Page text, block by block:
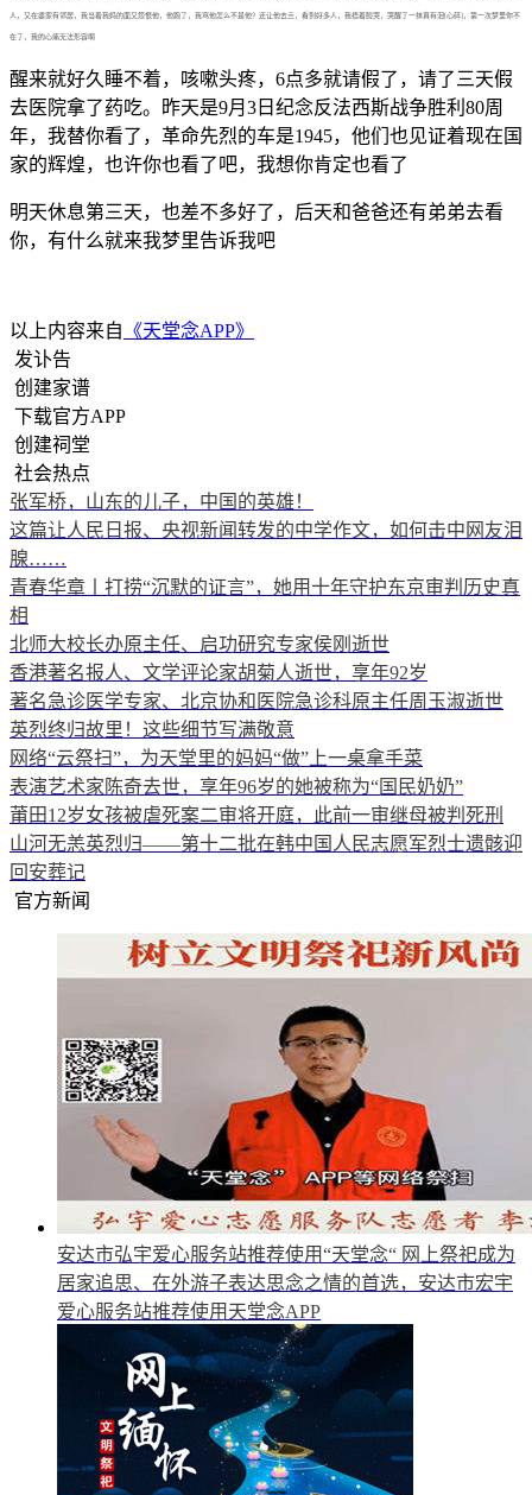
人，又在婆家有邻居，我当着我妈的面又怨恨他，他跑了，我骂他怎么不是他？还让他去亖，看到好多人，我捂着脸哭，哭醒了一抹真有泪[心碎]，第一次梦里你不
在了，我的心痛无法形容啊
醒来就好久睡不着，咳嗽头疼，6点多就请假了，请了三天假
去医院拿了药吃。昨天是9月3日纪念反法西斯战争胜利80周
年，我替你看了，革命先烈的车是1945，他们也见证着现在国
家的辉煌，也许你也看了吧，我想你肯定也看了
明天休息第三天，也差不多好了，后天和爸爸还有弟弟去看
你，有什么就来我梦里告诉我吧
以上内容来自 《天堂念APP》
发讣告
创建家谱
下载官方APP
创建祠堂
社会热点
张军桥，山东的儿子，中国的英雄！
这篇让人民日报、央视新闻转发的中学作文，如何击中网友泪
腺……
青春华章丨打捞“沉默的证言”，她用十年守护东京审判历史真
相
北师大校长办原主任、启功研究专家侯刚逝世
香港著名报人、文学评论家胡菊人逝世，享年92岁
著名急诊医学专家、北京协和医院急诊科原主任周玉淑逝世
英烈终归故里！这些细节写满敬意
网络“云祭扫”，为天堂里的妈妈“做”上一桌拿手菜
表演艺术家陈奇去世，享年96岁的她被称为“国民奶奶”
莆田12岁女孩被虐死案二审将开庭，此前一审继母被判死刑
山河无恙英烈归——第十二批在韩中国人民志愿军烈士遗骸迎
回安葬记
官方新闻
安达市弘宇爱心服务站推荐使用“天堂念“ 网上祭祀成为
居家追思、在外游子表达思念之情的首选，安达市宏宇
爱心服务站推荐使用天堂念APP